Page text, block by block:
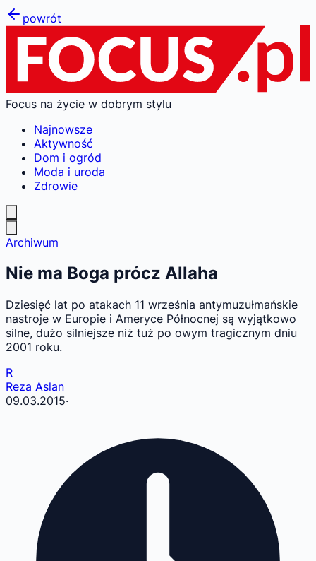
powrót
Focus na życie w dobrym stylu
Najnowsze
Aktywność
Dom i ogród
Moda i uroda
Zdrowie
Archiwum
Nie ma Boga prócz Allaha
Dziesięć lat po atakach 11 września antymuzułmańskie
nastroje w Europie i Ameryce Północnej są wyjątkowo
silne, dużo silniejsze niż tuż po owym tragicznym dniu
2001 roku.
R
Reza Aslan
09.03.2015·